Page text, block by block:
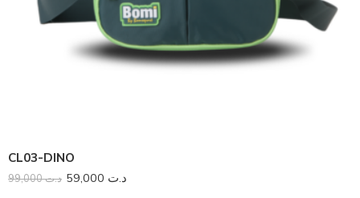
CL03-DINO
د.ت99,000 د.ت